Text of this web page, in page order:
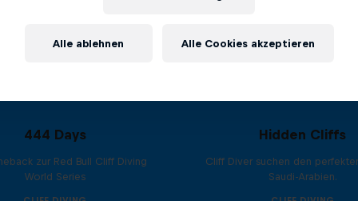
444 Days
zur Red Bull Cliff Diving
World Series
Hidden Cliffs
Cliff Diver suchen den
Saudi-Arabien.
Alle ablehnen Alle Cookies akzeptieren